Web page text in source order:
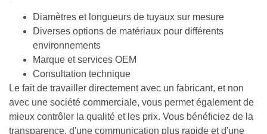
Diamètres et longueurs de tuyaux sur mesure
Diverses options de matériaux pour différents
environnements
Marque et services OEM
Consultation technique
Le fait de travailler directement avec un fabricant, et non
avec une société commerciale, vous permet également de
mieux contrôler la qualité et les prix. Vous bénéficiez de la
transparence, d'une communication plus rapide et d'une